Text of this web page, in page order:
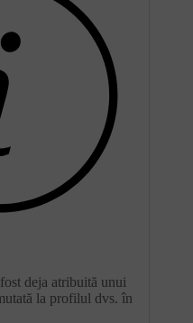
deja atribuită unui
la profilul dvs. în